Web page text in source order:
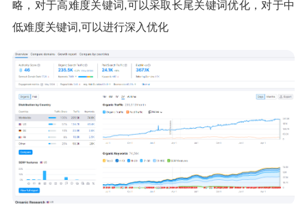
略，对于高难度关键词,可以采取长尾关键词优化，对于中
低难度关键词,可以进行深入优化